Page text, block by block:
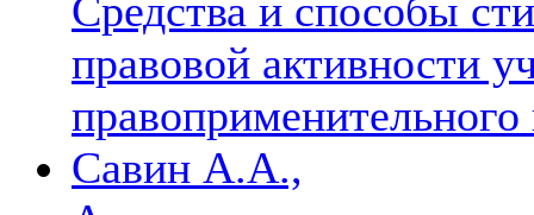
Средства и способы
правовой активности
Савин А.А.,